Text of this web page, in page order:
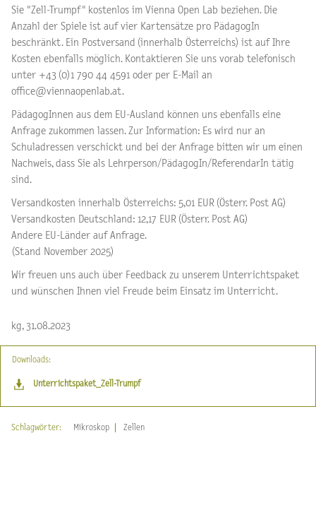
Sie "Zell-Trumpf" kostenlos im Vienna Open Lab beziehen. Die
Anzahl der Spiele ist auf vier Kartensätze pro PädagogIn
beschränkt. Ein Postversand (innerhalb Österreichs) ist auf Ihre
Kosten ebenfalls möglich. Kontaktieren Sie uns vorab telefonisch
unter +43 (0)1 790 44 4591 oder per E-Mail an
office@viennaopenlab.at.
PädagogInnen aus dem EU-Ausland können uns ebenfalls eine
Anfrage zukommen lassen. Zur Information: Es wird nur an
Schuladressen verschickt und bei der Anfrage bitten wir um einen
Nachweis, dass Sie als Lehrperson/PädagogIn/ReferendarIn tätig
sind.
Versandkosten innerhalb Österreichs: 5,01 EUR (Österr. Post AG)
Versandkosten Deutschland: 12,17 EUR (Österr. Post AG)
Andere EU-Länder auf Anfrage.
(Stand November 2025)
Wir freuen uns auch über Feedback zu unserem Unterrichtspaket
und wünschen Ihnen viel Freude beim Einsatz im Unterricht.
kg, 31.08.2023
Downloads:
Unterrichtspaket_Zell-Trumpf
Schlagwörter: Mikroskop Zellen